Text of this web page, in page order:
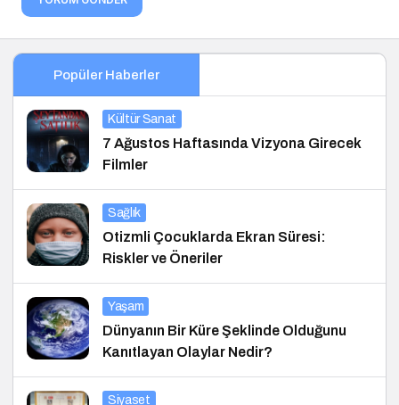
Popüler Haberler
Kültür Sanat
7 Ağustos Haftasında Vizyona Girecek
Filmler
Sağlık
Otizmli Çocuklarda Ekran Süresi:
Riskler ve Öneriler
Yaşam
Dünyanın Bir Küre Şeklinde Olduğunu
Kanıtlayan Olaylar Nedir?
Siyaset